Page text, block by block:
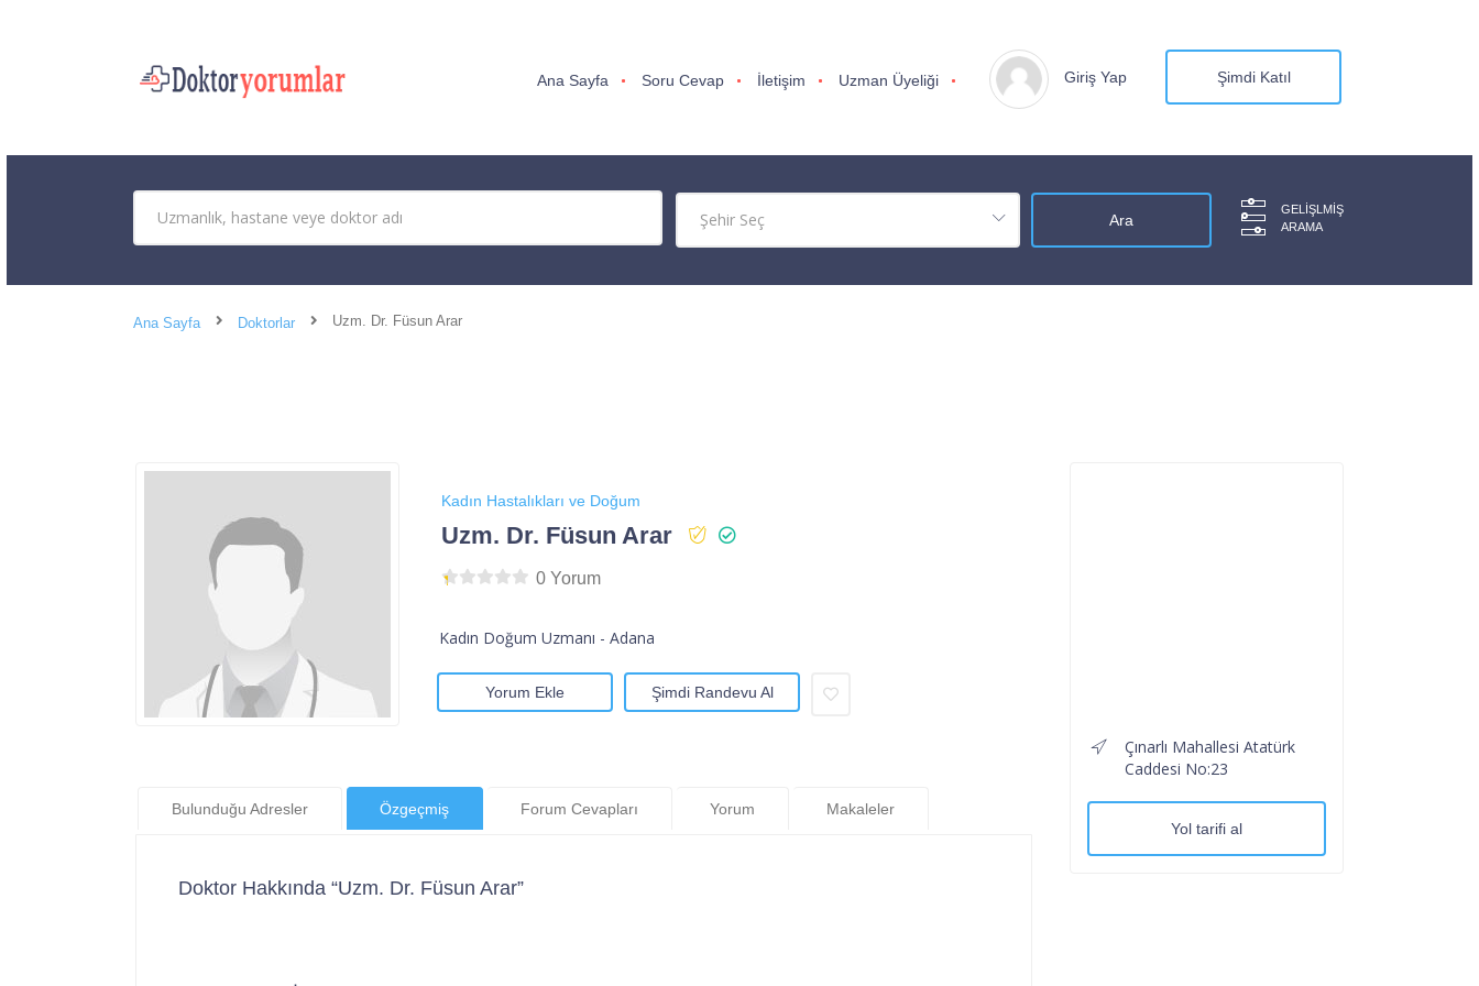
Ana Sayfa Soru Cevap İletişim Uzman Üyeliği Giriş Yap Şimdi Katıl
GELIŞLMIŞ
ARAMA
Ana Sayfa Doktorlar Uzm. Dr. Füsun Arar
Kadın Hastalıkları ve Doğum
Uzm. Dr. Füsun Arar
0 Yorum
Kadın Doğum Uzmanı - Adana
Yorum Ekle Şimdi Randevu Al
Bulunduğu Adresler Özgeçmiş Forum Cevapları Yorum Makaleler
Doktor Hakkında “Uzm. Dr. Füsun Arar”
Çınarlı Mahallesi Atatürk
Caddesi No:23
Yol tarifi al